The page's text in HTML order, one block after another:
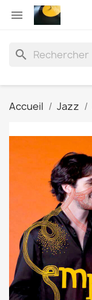

search
Accueil Jazz